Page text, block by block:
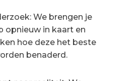
We brengen je
opnieuw in kaart en
hoe deze het beste
benaderd.